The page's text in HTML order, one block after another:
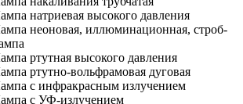
натриевая высокого давления
неоновая, иллюминационная, строб-
ртутная высокого давления
ртутно-вольфрамовая дуговая
с инфракрасным излучением
с УФ-излучением